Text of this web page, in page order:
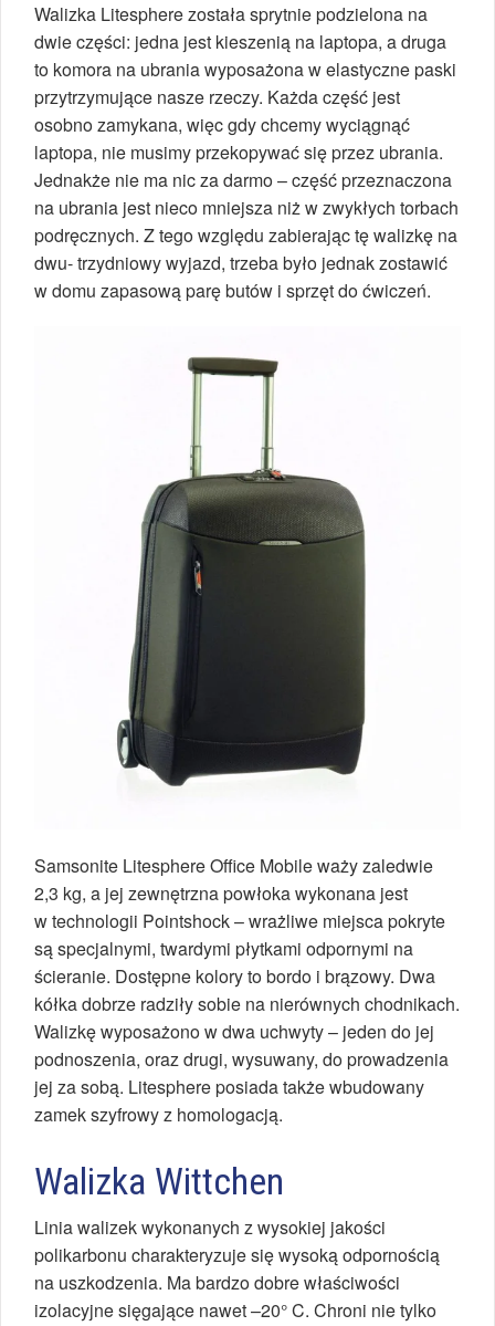
Walizka Litesphere została sprytnie podzielona na
dwie części: jedna jest kieszenią na laptopa, a druga
to komora na ubrania wyposażona w elastyczne paski
przytrzymujące nasze rzeczy. Każda część jest
osobno zamykana, więc gdy chcemy wyciągnąć
laptopa, nie musimy przekopywać się przez ubrania.
Jednakże nie ma nic za darmo – część przeznaczona
na ubrania jest nieco mniejsza niż w zwykłych torbach
podręcznych. Z tego względu zabierając tę walizkę na
dwu- trzydniowy wyjazd, trzeba było jednak zostawić
w domu zapasową parę butów i sprzęt do ćwiczeń.
Samsonite Litesphere Office Mobile waży zaledwie
2,3 kg, a jej zewnętrzna powłoka wykonana jest
w technologii Pointshock – wrażliwe miejsca pokryte
są specjalnymi, twardymi płytkami odpornymi na
ścieranie. Dostępne kolory to bordo i brązowy. Dwa
kółka dobrze radziły sobie na nierównych chodnikach.
Walizkę wyposażono w dwa uchwyty – jeden do jej
podnoszenia, oraz drugi, wysuwany, do prowadzenia
jej za sobą. Litesphere posiada także wbudowany
zamek szyfrowy z homologacją.
Walizka Wittchen
Linia walizek wykonanych z wysokiej jakości
polikarbonu charakteryzuje się wysoką odpornością
na uszkodzenia. Ma bardzo dobre właściwości
izolacyjne sięgające nawet –20° C. Chroni nie tylko